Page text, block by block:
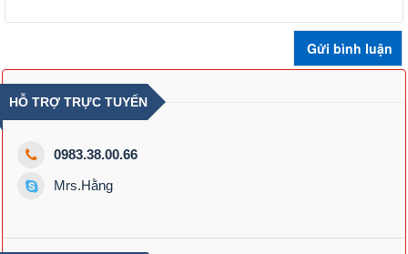
HỖ TRỢ TRỰC TUYẾN
0983.38.00.66
Mrs.Hằng